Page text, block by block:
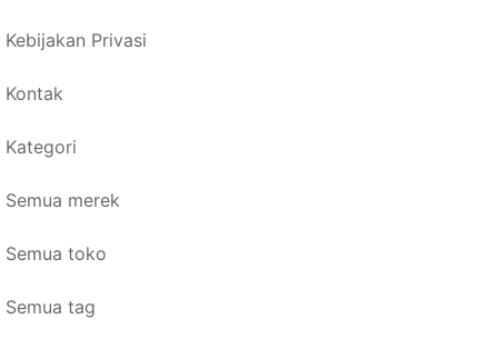
Kebijakan Privasi
Kontak
Kategori
Semua merek
Semua toko
Semua tag